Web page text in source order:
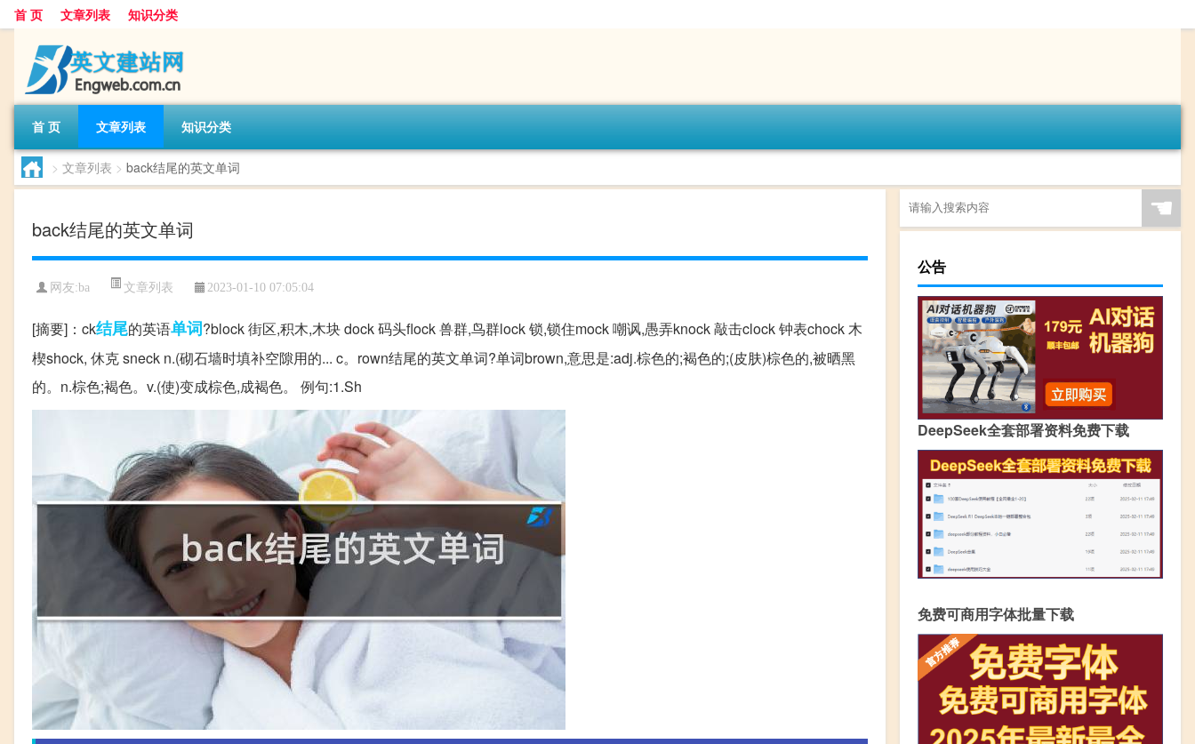
首 页 文章列表 知识分类
首 页 文章列表 知识分类
> 文章列表 > back结尾的英文单词
back结尾的英文单词
网友:ba 文章列表 2023-01-10 07:05:04
[摘要]：ck结尾的英语单词?block 街区,积木,木块 dock 码头flock 兽群,鸟群lock 锁,锁住mock 嘲讽,愚弄knock 敲击clock 钟表chock 木
楔shock, 休克 sneck n.(砌石墙时填补空隙用的... c。rown结尾的英文单词?单词brown,意思是:adj.棕色的;褐色的;(皮肤)棕色的,被晒黑
的。n.棕色;褐色。v.(使)变成棕色,成褐色。 例句:1.Sh
☚
公告
DeepSeek全套部署资料免费下载
免费可商用字体批量下载